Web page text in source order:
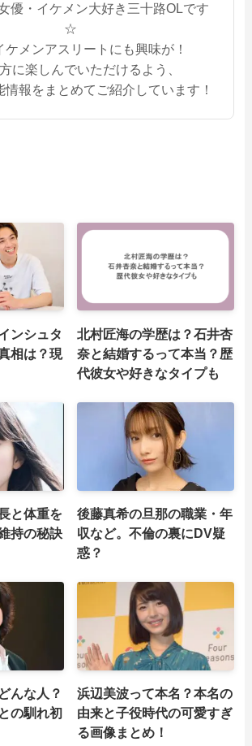
優・イケメン大好き三十路OLです
☆
ケメンアスリートにも興味が！
に楽しんでいただけるよう、
情報をまとめてご紹介しています！
ンシュタ
相は？現
北村匠海の学歴は？石井杏
奈と結婚するって本当？歴
代彼女や好きなタイプも
と体重を
持の秘訣
後藤真希の旦那の職業・年
収など。不倫の裏にDV疑
惑？
んな人？
の馴れ初
浜辺美波って本名？本名の
由来と子役時代の可愛すぎ
る画像まとめ！